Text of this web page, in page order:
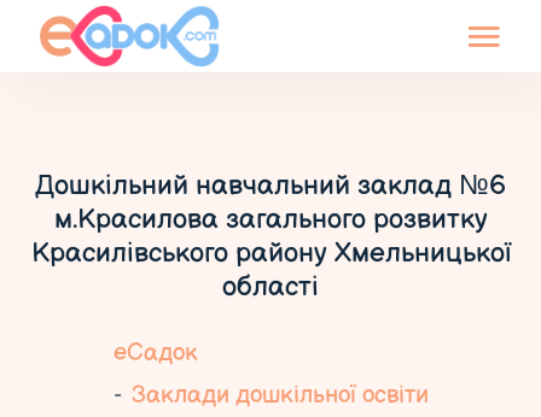
Дошкільний навчальний заклад №6
м.Красилова загального розвитку
Красилівського району Хмельницької
області
еСадок
Заклади дошкільної освіти